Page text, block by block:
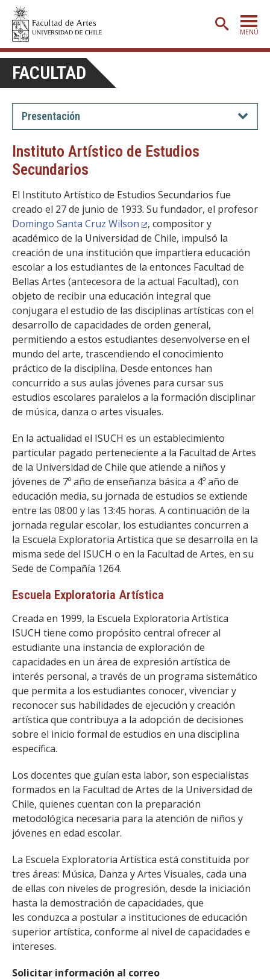
MENÚ
ADMISIÓN
CARRERAS
POSTGRADO
CREACIÓN E INVESTIGACIÓN
BIBLIOTECA
DEPARTAMENTOS
FACULTAD
Estudiantes
Académicas/os
Funcionarias/os
Egresadas/os
FACULTAD
Presentación
Instituto Artístico de Estudios
Secundarios
El Instituto Artístico de Estudios Secundarios fue
creado el 27 de junio de 1933. Su fundador, el profesor
Domingo Santa Cruz Wilson
, compositor y
académico de la Universidad de Chile, impulsó la
creación de una institución que impartiera educación
escolar a los estudiantes de la entonces Facultad de
Bellas Artes (antecesora de la actual Facultad), con
objeto de recibir una educación integral que
conjugara el estudio de las disciplinas artísticas con el
desarrollo de capacidades de orden general,
permitiendo a estos estudiantes desenvolverse en el
mundo del arte, trascendiendo el conocimiento
práctico de la disciplina. Desde entonces han
concurrido a sus aulas jóvenes para cursar sus
estudios escolares paralelos a la formación disciplinar
de música, danza o artes visuales.
En la actualidad el ISUCH es un establecimiento
particular pagado perteneciente a la Facultad de Artes
de la Universidad de Chile que atiende a niños y
jóvenes de 7º año de enseñanza básica a 4º año de
educación media, su jornada de estudios se extiende
entre las 08:00 y las 13:45 horas. A continuación de la
jornada regular escolar, los estudiantes concurren a
la Escuela Exploratoria Artística que se desarrolla en la
misma sede del ISUCH o en la Facultad de Artes, en su
Sede de Compañía 1264.
Escuela Exploratoria Artística
Creada en 1999, la Escuela Exploratoria Artística
ISUCH tiene como propósito central ofrecer al
estudiante una instancia de exploración de
capacidades en un área de expresión artística de
interés personal, a través de un programa sistemático
que permita a los estudiantes conocer, vivenciar y
reconocer sus habilidades de ejecución y creación
artística que contribuya a la adopción de decisiones
sobre el inicio formal de estudios en una disciplina
específica.
Los docentes que guían esta labor, son especialistas
formados en la Facultad de Artes de la Universidad de
Chile, quienes cuentan con la preparación
metodológica necesaria para la atención de niños y
jóvenes en edad escolar.
La Escuela Exploratoria Artística está constituida por
tres áreas: Música, Danza y Artes Visuales, cada una
de ellas con niveles de progresión, desde la iniciación
hasta la demostración de capacidades, que
les conduzca a postular a instituciones de educación
superior artística, conforme al nivel de capacidades e
intereses.
Solicitar información al correo